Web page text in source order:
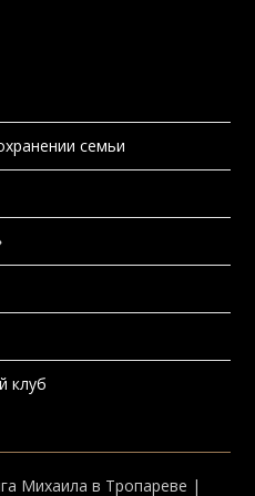
семьи
клуб
Михаила в Тропареве |